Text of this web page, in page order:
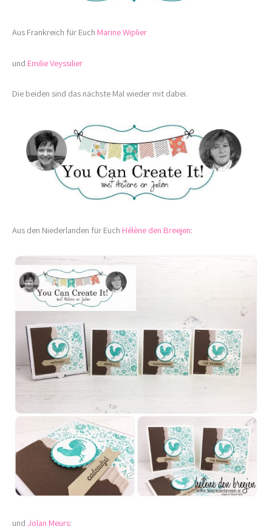
Aus Frankreich für Euch Marine Wiplier
und Emilie Veyssilier
Die beiden sind das nächste Mal wieder mit dabei.
Aus den Niederlanden für Euch Hélène den Breejen:
und Jolan Meurs: